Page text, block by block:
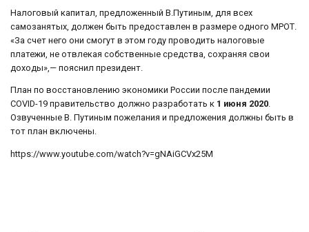
Налоговый капитал, предложенный В.Путиным, для всех
самозанятых, должен быть предоставлен в размере одного МРОТ.
«За счет него они смогут в этом году проводить налоговые
платежи, не отвлекая собственные средства, сохраняя свои
доходы»,— пояснил президент.
План по восстановлению экономики России после пандемии
COVID-19 правительство должно разработать к 1 июня 2020.
Озвученные В. Путиным пожелания и предложения должны быть в
тот план включены.
https://www.youtube.com/watch?v=gNAiGCVx25M